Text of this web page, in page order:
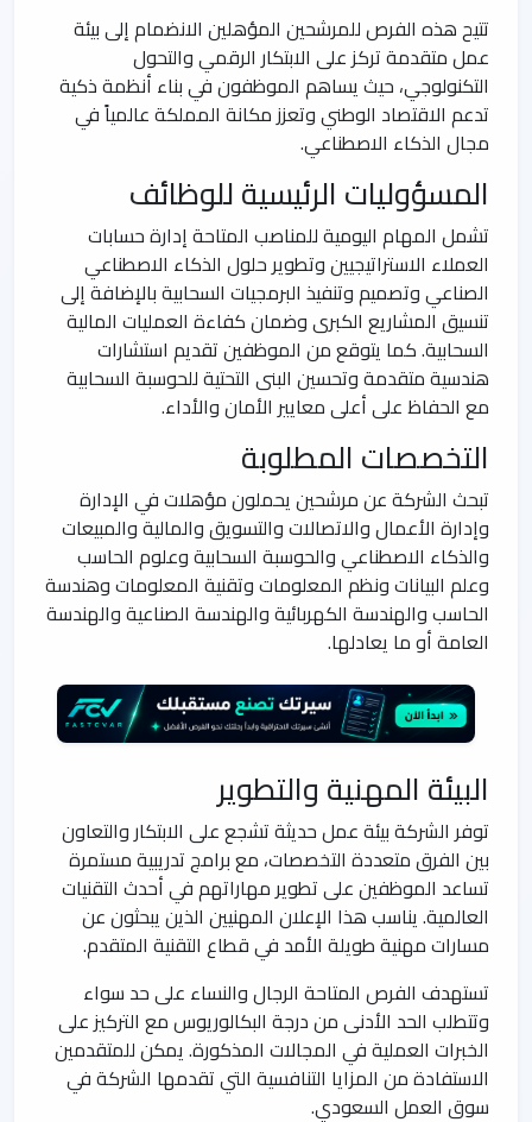
تتيح هذه الفرص للمرشحين المؤهلين الانضمام إلى بيئة
عمل متقدمة تركز على الابتكار الرقمي والتحول
التكنولوجي، حيث يساهم الموظفون في بناء أنظمة ذكية
تدعم الاقتصاد الوطني وتعزز مكانة المملكة عالمياً في
مجال الذكاء الاصطناعي.
المسؤوليات الرئيسية للوظائف
تشمل المهام اليومية للمناصب المتاحة إدارة حسابات
العملاء الاستراتيجيين وتطوير حلول الذكاء الاصطناعي
الصناعي وتصميم وتنفيذ البرمجيات السحابية بالإضافة إلى
تنسيق المشاريع الكبرى وضمان كفاءة العمليات المالية
السحابية. كما يتوقع من الموظفين تقديم استشارات
هندسية متقدمة وتحسين البنى التحتية للحوسبة السحابية
مع الحفاظ على أعلى معايير الأمان والأداء.
التخصصات المطلوبة
تبحث الشركة عن مرشحين يحملون مؤهلات في الإدارة
وإدارة الأعمال والاتصالات والتسويق والمالية والمبيعات
والذكاء الاصطناعي والحوسبة السحابية وعلوم الحاسب
وعلم البيانات ونظم المعلومات وتقنية المعلومات وهندسة
الحاسب والهندسة الكهربائية والهندسة الصناعية والهندسة
العامة أو ما يعادلها.
البيئة المهنية والتطوير
توفر الشركة بيئة عمل حديثة تشجع على الابتكار والتعاون
بين الفرق متعددة التخصصات، مع برامج تدريبية مستمرة
تساعد الموظفين على تطوير مهاراتهم في أحدث التقنيات
العالمية. يناسب هذا الإعلان المهنيين الذين يبحثون عن
مسارات مهنية طويلة الأمد في قطاع التقنية المتقدم.
تستهدف الفرص المتاحة الرجال والنساء على حد سواء
وتتطلب الحد الأدنى من درجة البكالوريوس مع التركيز على
الخبرات العملية في المجالات المذكورة. يمكن للمتقدمين
الاستفادة من المزايا التنافسية التي تقدمها الشركة في
سوق العمل السعودي.